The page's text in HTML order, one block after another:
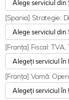
[Spania] Strategie:
[Franța] Fiscal:
[Franța] Vamă: